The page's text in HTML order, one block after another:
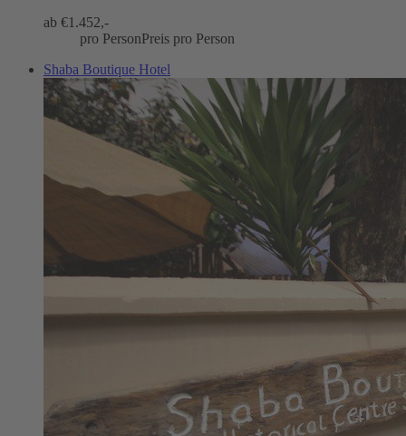
ab €1.452,-
pro PersonPreis pro Person
Shaba Boutique Hotel